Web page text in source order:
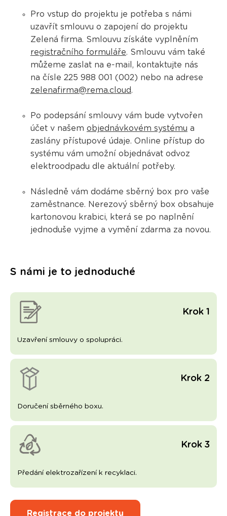
Pro vstup do projektu je potřeba s námi
uzavřít smlouvu o zapojení do projektu
Zelená firma. Smlouvu získáte vyplněním
registračního formuláře. Smlouvu vám také
můžeme zaslat na e-mail, kontaktujte nás
na čísle 225 988 001 (002) nebo na adrese
zelenafirma@rema.cloud.
Po podepsání smlouvy vám bude vytvořen
účet v našem objednávkovém systému a
zaslány přístupové údaje. Online přístup do
systému vám umožní objednávat odvoz
elektroodpadu dle aktuální potřeby.
Následně vám dodáme sběrný box pro vaše
zaměstnance. Nerezový sběrný box obsahuje
kartonovou krabici, která se po naplnění
jednoduše vyjme a vymění zdarma za novou.
S námi je to jednoduché
Krok 1
Uzavření smlouvy o spolupráci.
Krok 2
Doručení sběrného boxu.
Krok 3
Předání elektrozařízení k recyklaci.
Registrace do projektu